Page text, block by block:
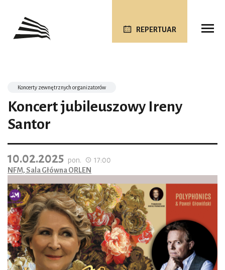
REPERTUAR
Koncerty zewnętrznych organizatorów
Koncert jubileuszowy Ireny
Santor
10.02.2025 pon.
17:00
NFM, Sala Główna ORLEN